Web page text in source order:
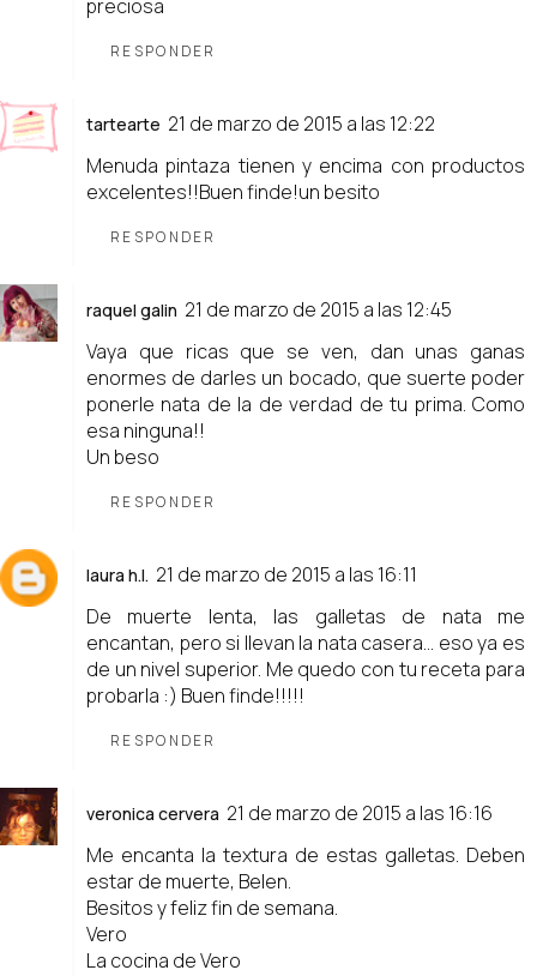
preciosa
RESPONDER
tartearte 21 de marzo de 2015 a las 12:22
Menuda pintaza tienen y encima con productos
excelentes!!Buen finde!un besito
RESPONDER
raquel galin 21 de marzo de 2015 a las 12:45
Vaya que ricas que se ven, dan unas ganas
enormes de darles un bocado, que suerte poder
ponerle nata de la de verdad de tu prima. Como
esa ninguna!!
Un beso
RESPONDER
laura h.l. 21 de marzo de 2015 a las 16:11
De muerte lenta, las galletas de nata me
encantan, pero si llevan la nata casera... eso ya es
de un nivel superior. Me quedo con tu receta para
probarla :) Buen finde!!!!!
RESPONDER
veronica cervera 21 de marzo de 2015 a las 16:16
Me encanta la textura de estas galletas. Deben
estar de muerte, Belen.
Besitos y feliz fin de semana.
Vero
La cocina de Vero